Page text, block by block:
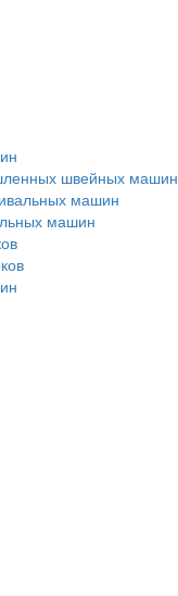
швейных машин
машин
машин